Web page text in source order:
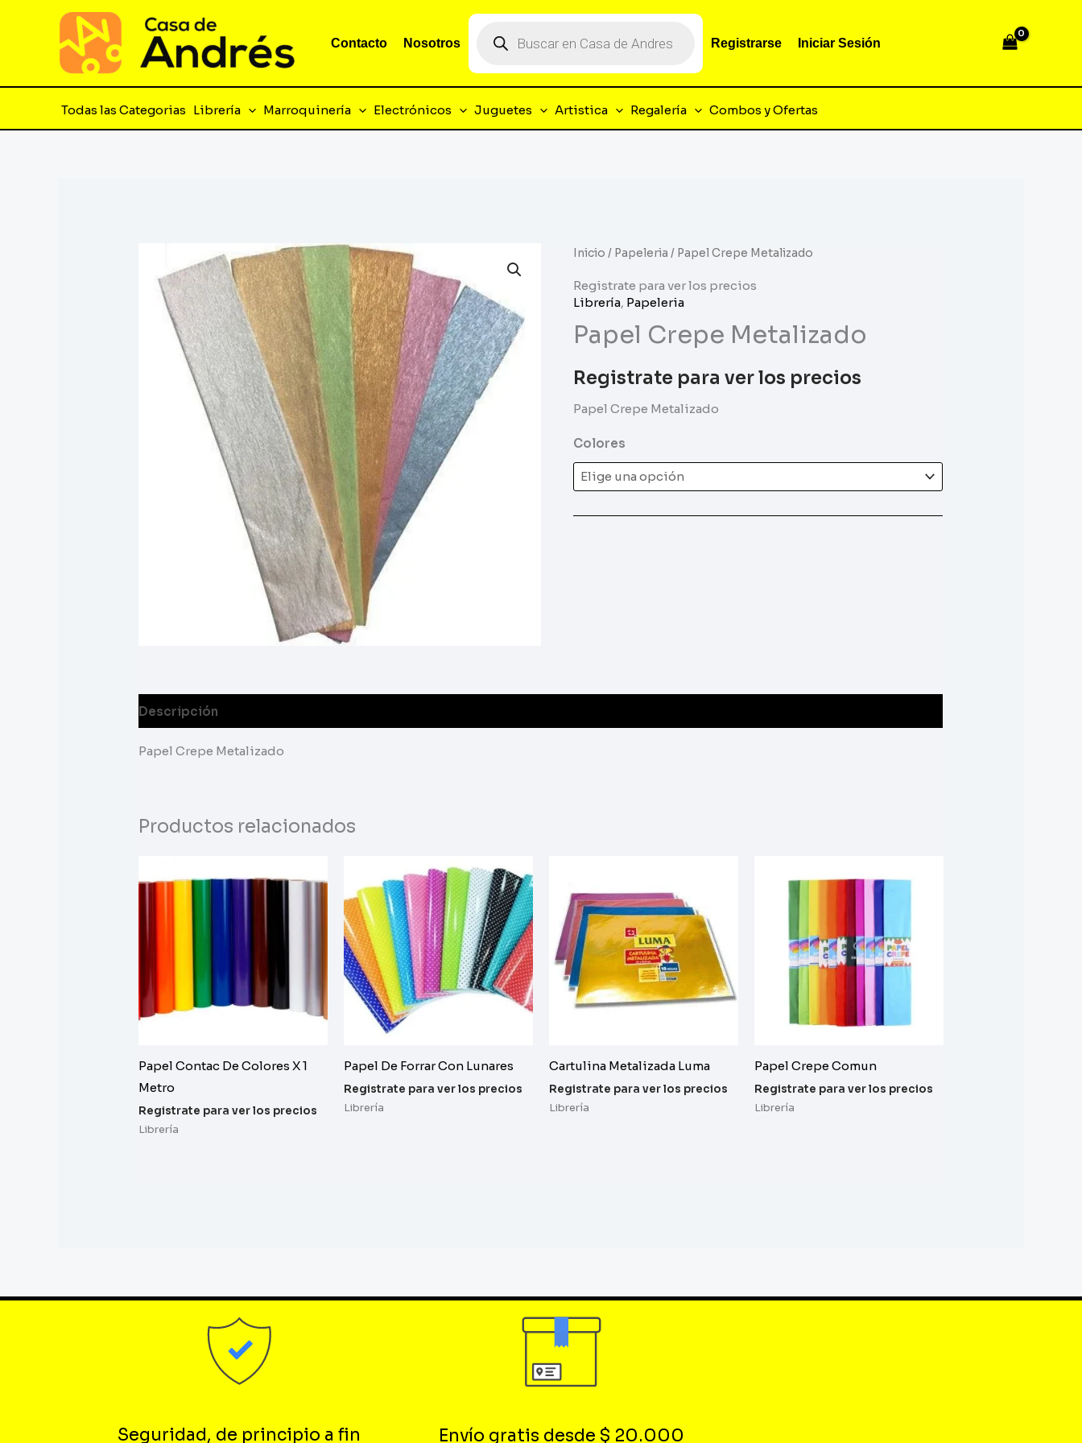
contenido
Contacto Nosotros
productos
Registrarse Iniciar Sesión
Todas las Categorias Librería Marroquinería Electrónicos Juguetes Artistica Regalería Combos y Ofertas
Inicio / Papeleria / Papel Crepe Metalizado
Registrate para ver los precios
Librería, Papeleria
Papel Crepe Metalizado
Registrate para ver los precios
Papel Crepe Metalizado
Colores
Descripción
Papel Crepe Metalizado
Productos relacionados
Papel Contac De Colores X 1
Metro
Registrate para ver los precios
Librería
Papel De Forrar Con Lunares
Registrate para ver los precios
Librería
Cartulina Metalizada Luma
Registrate para ver los precios
Librería
Papel Crepe Comun
Registrate para ver los precios
Librería
Seguridad, de principio a fin Envío gratis desde $ 20.000